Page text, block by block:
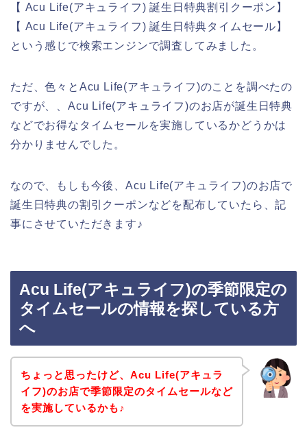
【 Acu Life(アキュライフ) 誕生日特典割引クーポン】
【 Acu Life(アキュライフ) 誕生日特典タイムセール】
という感じで検索エンジンで調査してみました。
ただ、色々とAcu Life(アキュライフ)のことを調べたの
ですが、、Acu Life(アキュライフ)のお店が誕生日特典
などでお得なタイムセールを実施しているかどうかは
分かりませんでした。
なので、もしも今後、Acu Life(アキュライフ)のお店で
誕生日特典の割引クーポンなどを配布していたら、記
事にさせていただきます♪
Acu Life(アキュライフ)の季節限定の
タイムセールの情報を探している方
へ
ちょっと思ったけど、Acu Life(アキュラ
イフ)のお店で季節限定のタイムセールなど
を実施しているかも♪